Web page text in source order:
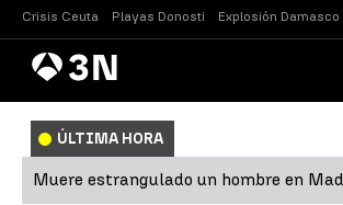
Crisis Ceuta Playas Donosti Explosión Damasco
AntenaNoticias
ÚLTIMA HORA
Muere estrangulado un hombre en